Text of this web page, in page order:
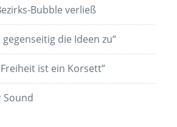
Bubble verließ
die Ideen zu“
ist ein Korsett”
Sound